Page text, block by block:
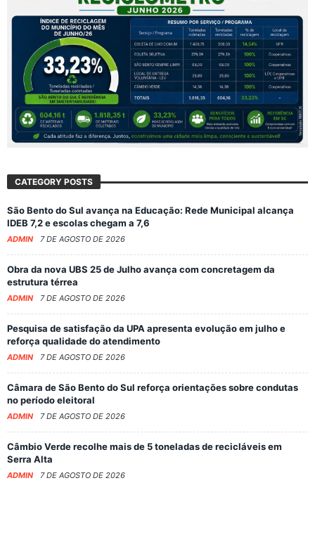
CATEGORY POSTS
São Bento do Sul avança na Educação: Rede Municipal alcança
IDEB 7,2 e escolas chegam a 7,6
ADMIN 7 DE AGOSTO DE 2026
Obra da nova UBS 25 de Julho avança com concretagem da
estrutura térrea
ADMIN 7 DE AGOSTO DE 2026
Pesquisa de satisfação da UPA apresenta evolução em julho e
reforça qualidade do atendimento
ADMIN 7 DE AGOSTO DE 2026
Câmara de São Bento do Sul reforça orientações sobre condutas
no período eleitoral
ADMIN 7 DE AGOSTO DE 2026
Câmbio Verde recolhe mais de 5 toneladas de recicláveis em
Serra Alta
ADMIN 7 DE AGOSTO DE 2026